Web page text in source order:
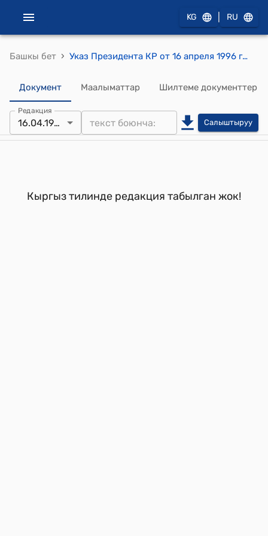
KG RU
Башкы бет › Указ Президента КР от 16 апреля 1996 года УП N 147 "Об акционировании Кара-Балтинского горнорудного комбината"
Документ Маалыматтар Шилтеме документтер
Редакция
16.04.1996 Салыштыруу
Кыргыз тилинде редакция табылган жок!